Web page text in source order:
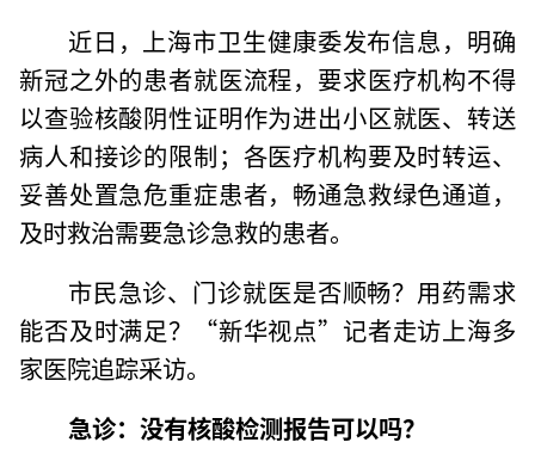
近日，上海市卫生健康委发布信息，明确
新冠之外的患者就医流程，要求医疗机构不得
以查验核酸阴性证明作为进出小区就医、转送
病人和接诊的限制；各医疗机构要及时转运、
妥善处置急危重症患者，畅通急救绿色通道，
及时救治需要急诊急救的患者。
市民急诊、门诊就医是否顺畅？用药需求
能否及时满足？“新华视点”记者走访上海多
家医院追踪采访。
急诊：没有核酸检测报告可以吗？